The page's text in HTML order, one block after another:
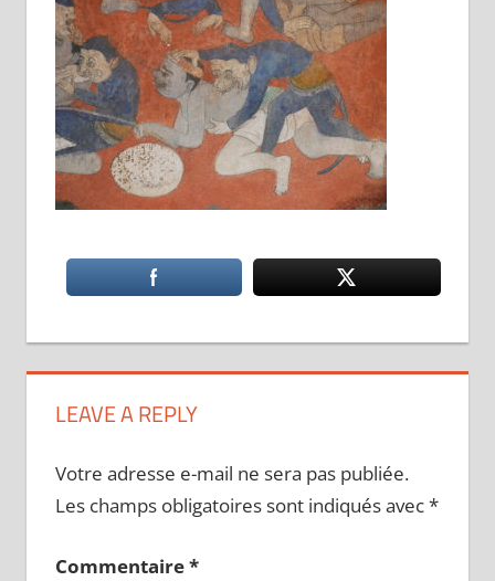
LEAVE A REPLY
Votre adresse e-mail ne sera pas publiée.
Les champs obligatoires sont indiqués avec*
Commentaire*